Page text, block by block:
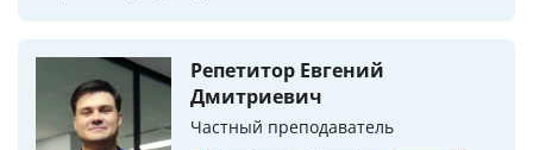
Репетитор Евгений
Дмитриевич
Частный преподаватель